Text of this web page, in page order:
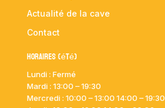
Actualité de la cave
Contact
Horaires (été)
Lundi : Fermé
Mardi : 13:00 – 19:30
Mercredi : 10:00 – 13:00 14:00 – 19:30